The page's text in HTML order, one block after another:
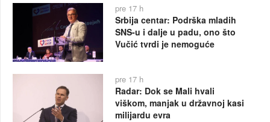
pre 17 h
Srbija centar: Podrška mladih
SNS-u i dalje u padu, ono što
Vučić tvrdi je nemoguće
pre 17 h
Radar: Dok se Mali hvali
viškom, manjak u državnoj kasi
milijardu evra